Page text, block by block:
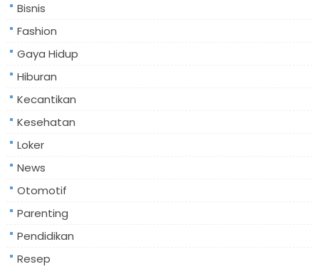
Bisnis
Fashion
Gaya Hidup
Hiburan
Kecantikan
Kesehatan
Loker
News
Otomotif
Parenting
Pendidikan
Resep